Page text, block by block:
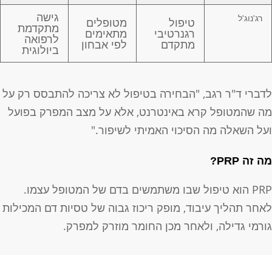
רג'נוג'ל טיפול
רגנרטיבי
מתקדם
מטופלים
מתאימים
לפי אבחון
גישה
מתקדמת
לרפואה
ביולוגית
לדברי ד"ר רגב, "הבחירה בטיפול לא צריכה להתבסס רק על
מה שהמטופל קרא באינטרנט, אלא על מצב המפרק בפועל
ועל השאלה מה הסיכוי האמיתי לשיפור."
מה זה PRP?
PRP הוא טיפול שבו משתמשים בדם של המטופל עצמו.
לאחר תהליך עיבוד, מופק ריכוז גבוה של טסיות דם המכילות
גורמי גדילה, ולאחר מכן החומר מוזרק למפרק.